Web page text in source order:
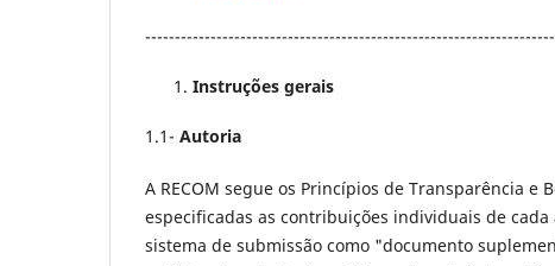
Instruções gerais
1.1- Autoria
A RECOM segue os Princípios de Transparência e
especificadas as contribuições individuais de
sistema de submissão como "documento